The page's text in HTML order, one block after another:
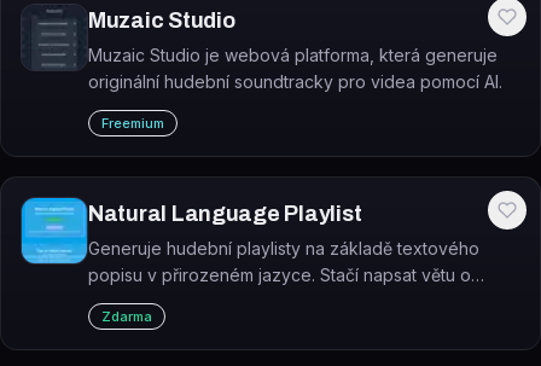
Muzaic Studio
Muzaic Studio je webová platforma, která generuje
originální hudební soundtracky pro videa pomocí AI.
Freemium
Natural Language Playlist
Generuje hudební playlisty na základě textového
popisu v přirozeném jazyce. Stačí napsat větu o
náladě, žánru nebo tématu a nástroj vybere
odpovídající skladby.
Zdarma